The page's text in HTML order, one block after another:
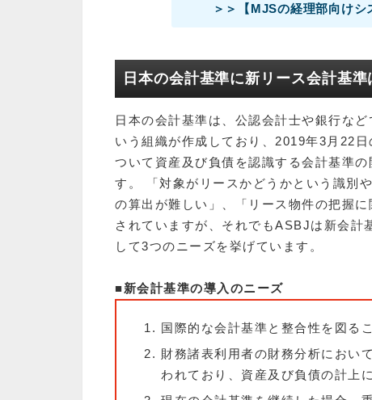
＞＞【MJSの経理部向け
日本の会計基準に新リース会計基
日本の会計基準は、公認会計士や銀行な
いう組織が作成しており、2019年3月22
ついて資産及び負債を認識する会計基準
す。 「対象がリースかどうかという識別
の算出が難しい」、「リース物件の把握
されていますが、それでもASBJは新会計
して3つのニーズを挙げています。
■新会計基準の導入のニーズ
国際的な会計基準と整合性を図る
財務諸表利用者の財務分析におい
われており、資産及び負債の計上